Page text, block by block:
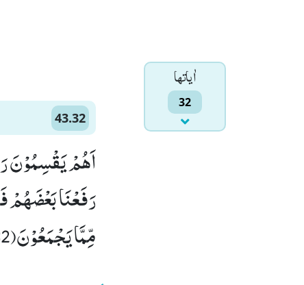
اٰياتها
32
43.32
اَهُمْ یَقْسِمُوْنَ
رَفَعْنَا
مِّمَّا یَجْمَعُوْنَ(32)